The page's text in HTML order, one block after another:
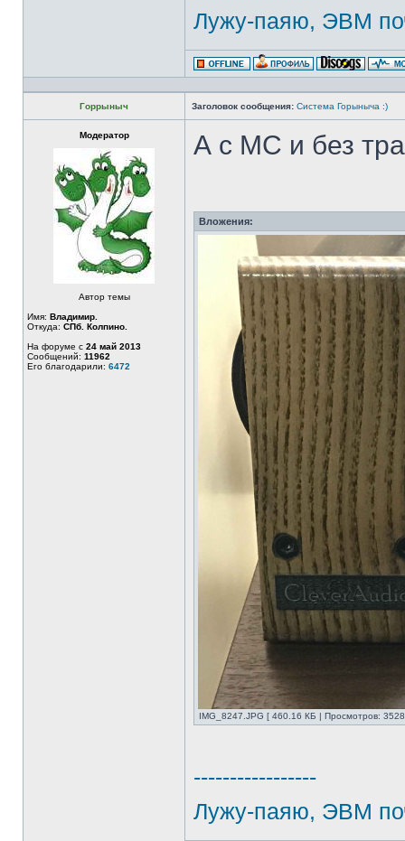
Лужу-паяю, ЭВМ
Горрыныч Заголовок сообщения: Система Горыныча :)
Модератор
Автор темы
Имя: Владимир.
Откуда: СПб. Колпино.
На форуме с 24 май 2013
Сообщений: 11962
Его благодарили: 6472
А с МС и без
Вложения:
IMG_8247.JPG [ 460.16 КБ | Просмотров:
-----------------
Лужу-паяю, ЭВМ